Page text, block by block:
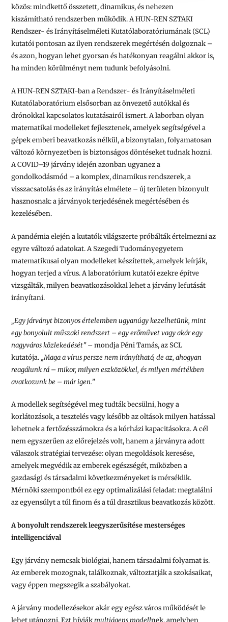
közös: mindkettő összetett, dinamikus, és nehezen
kiszámítható rendszerben működik. A HUN-REN SZTAKI
Rendszer- és Irányításelméleti Kutatólaboratóriumának (SCL)
kutatói pontosan az ilyen rendszerek megértésén dolgoznak –
és azon, hogyan lehet gyorsan és hatékonyan reagálni akkor is,
ha minden körülményt nem tudunk befolyásolni.
A HUN-REN SZTAKI-ban a Rendszer- és Irányításelméleti
Kutatólaboratórium elsősorban az önvezető autókkal és
drónokkal kapcsolatos kutatásairól ismert. A laborban olyan
matematikai modelleket fejlesztenek, amelyek segítségével a
gépek emberi beavatkozás nélkül, a bizonytalan, folyamatosan
változó környezetben is biztonságos döntéseket tudnak hozni.
A COVID–19 járvány idején azonban ugyanez a
gondolkodásmód – a komplex, dinamikus rendszerek, a
visszacsatolás és az irányítás elmélete – új területen bizonyult
hasznosnak: a járványok terjedésének megértésében és
kezelésében.
A pandémia elején a kutatók világszerte próbálták értelmezni az
egyre változó adatokat. A Szegedi Tudományegyetem
matematikusai olyan modelleket készítettek, amelyek leírják,
hogyan terjed a vírus. A laboratórium kutatói ezekre építve
vizsgálták, milyen beavatkozásokkal lehet a járvány lefutását
irányítani.
„Egy járványt bizonyos értelemben ugyanúgy kezelhetünk, mint
egy bonyolult műszaki rendszert – egy erőművet vagy akár egy
nagyváros közlekedését”– mondja Péni Tamás, az SCL
kutatója. „Maga a vírus persze nem irányítható, de az, ahogyan
reagálunk rá – mikor, milyen eszközökkel, és milyen mértékben
avatkozunk be – már igen.”
A modellek segítségével meg tudták becsülni, hogy a
korlátozások, a tesztelés vagy később az oltások milyen hatással
lehetnek a fertőzésszámokra és a kórházi kapacitásokra. A cél
nem egyszerűen az előrejelzés volt, hanem a járványra adott
válaszok stratégiai tervezése: olyan megoldások keresése,
amelyek megvédik az emberek egészségét, miközben a
gazdasági és társadalmi következményeket is mérséklik.
Mérnöki szempontból ez egy optimalizálási feladat: megtalálni
az egyensúlyt a túl finom és a túl drasztikus beavatkozás között.
A bonyolult rendszerek leegyszerűsítése mesterséges
intelligenciával
Egy járvány nemcsak biológiai, hanem társadalmi folyamat is.
Az emberek mozognak, találkoznak, változtatják a szokásaikat,
vagy éppen megszegik a szabályokat.
A járvány modellezésekor akár egy egész város működését le
lehet utánozni. Ezt hívjákmultiágens modellnek, amelyben